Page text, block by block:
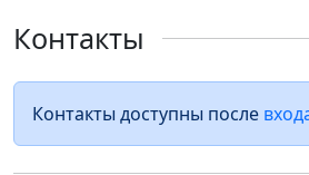
Контакты
Контакты доступны после